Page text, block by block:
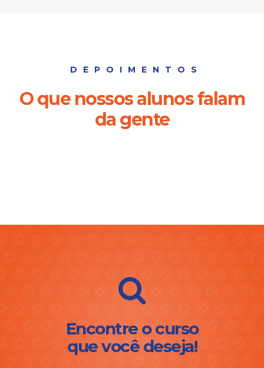
DEPOIMENTOS
O que nossos alunos falam
da gente
Encontre o curso
que você deseja!